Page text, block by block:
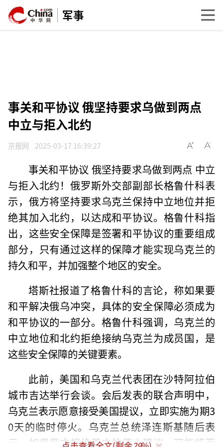
军事
事关和平协议 俄坚持要求乌做到两点
中立与拒入北约
京报网 2025-03-17 16:39:27
事关和平协议 俄坚持要求乌做到两点 中立
与拒入北约！俄罗斯外交部副部长格鲁什科表
示，俄方将坚持要求乌克兰保持中立地位并拒
绝其加入北约，以达成和平协议。格鲁什科指
出，这些安全保障是签署和平协议的重要组成
部分，只有通过这样的保障才能实现乌克兰的
持久和平，并加强整个地区的安全。
塔斯社报道了格鲁什科的言论，称如果要
和平解决俄乌冲突，具体的安全保障必须成为
和平协议的一部分。格鲁什科强调，乌克兰的
中立地位和北约拒绝接纳乌克兰为成员国，是
这些安全保障的关键要素。
此前，美国和乌克兰代表团在沙特阿拉伯
城市吉达举行会谈。会后发表的联合声明中，
乌克兰表示愿意接受美国提议，立即实施为期3
0天的临时停火。乌克兰总统泽连斯基随后表
示，如果俄方拒绝美方的停火建议，可能将面